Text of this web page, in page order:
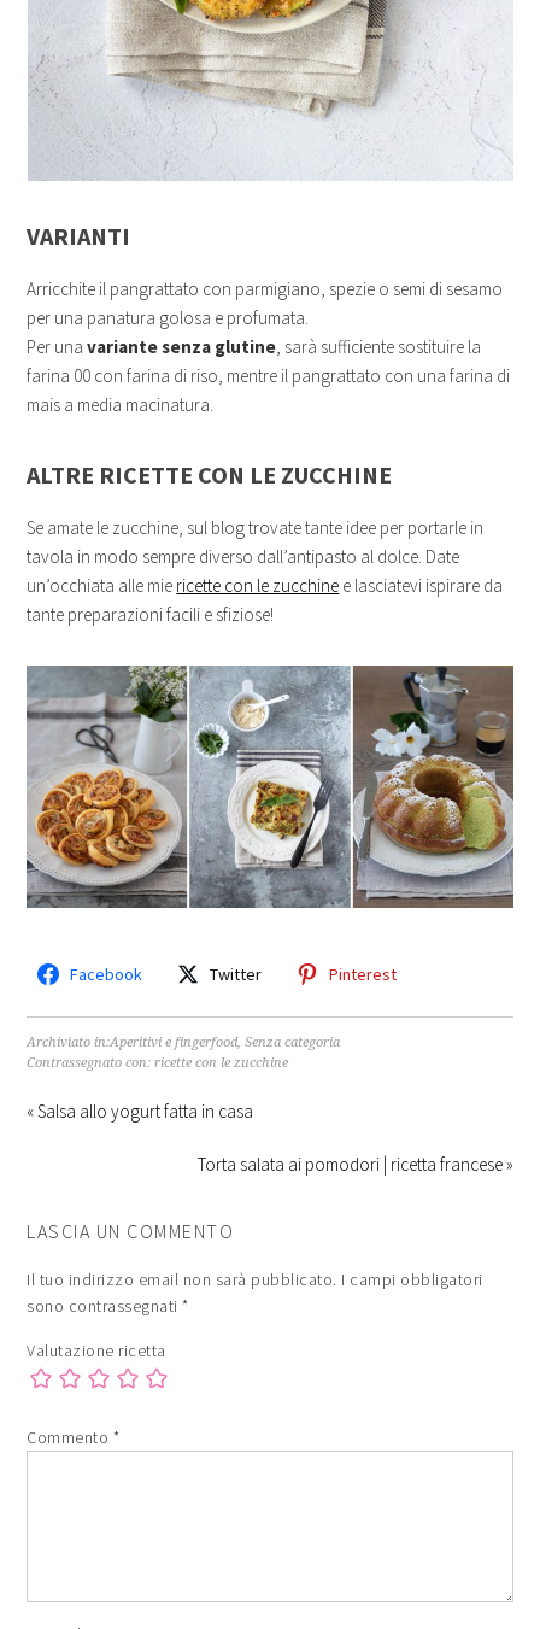
VARIANTI
Arricchite il pangrattato con parmigiano, spezie o semi di sesamo
per una panatura golosa e profumata.
Per unavariante senza glutine , sarà sufficiente sostituire la
farina 00 con farina di riso, mentre il pangrattato con una farina di
mais a media macinatura.
ALTRE RICETTE CON LE ZUCCHINE
Se amate le zucchine, sul blog trovate tante idee per portarle in
tavola in modo sempre diverso dall’antipasto al dolce. Date
un’occhiata alle mie ricette con le zucchine e lasciatevi ispirare da
tante preparazioni facili e sfiziose!
Facebook Twitter Pinterest
Archiviato in:Aperitivi e fingerfood,Senza categoria
Contrassegnato con:ricette con le zucchine
« Salsa allo yogurt fatta in casa
Torta salata ai pomodori | ricetta francese »
LASCIA UN COMMENTO
Il tuo indirizzo email non sarà pubblicato. I campi obbligatori
sono contrassegnati*
Valutazione ricetta
Commento *